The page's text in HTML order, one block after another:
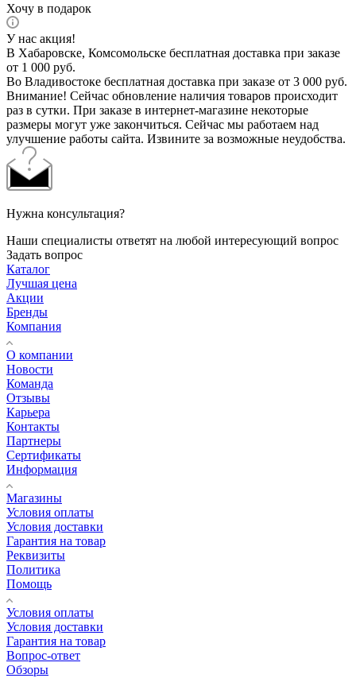
Хочу в подарок
У нас акция!
В Хабаровске, Комсомольске бесплатная доставка при заказе
от 1 000 руб.
Во Владивостоке бесплатная доставка при заказе от 3 000 руб.
Внимание! Сейчас обновление наличия товаров происходит
раз в сутки. При заказе в интернет-магазине некоторые
размеры могут уже закончиться. Сейчас мы работаем над
улучшение работы сайта. Извините за возможные неудобства.
Нужна консультация?
Наши специалисты ответят на любой интересующий вопрос
Задать вопрос
Каталог
Лучшая цена
Акции
Бренды
Компания
О компании
Новости
Команда
Отзывы
Карьера
Контакты
Партнеры
Сертификаты
Информация
Магазины
Условия оплаты
Условия доставки
Гарантия на товар
Реквизиты
Политика
Помощь
Условия оплаты
Условия доставки
Гарантия на товар
Вопрос-ответ
Обзоры